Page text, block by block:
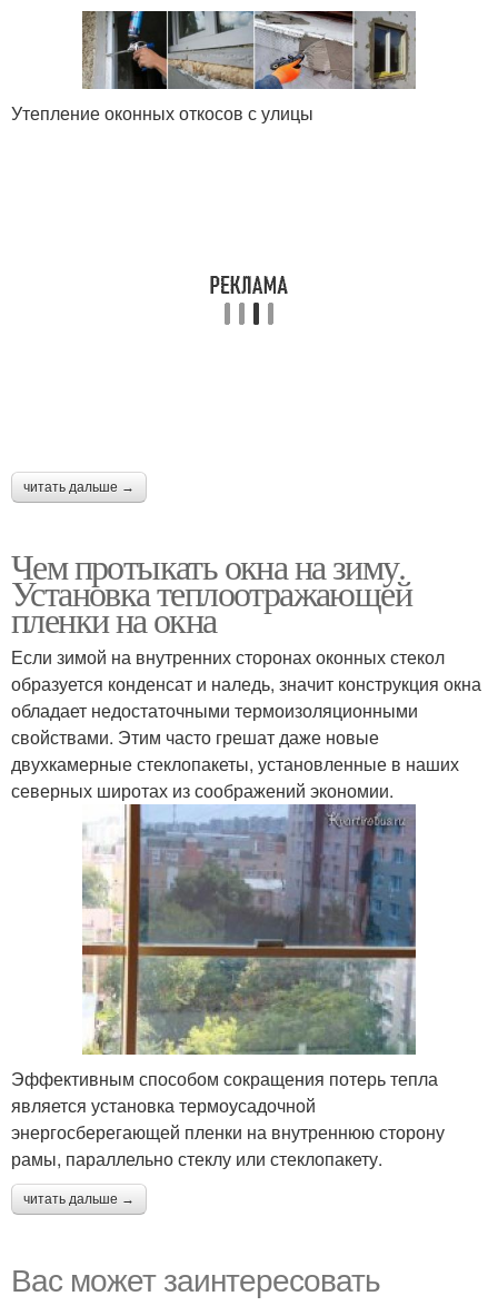
Утепление оконных откосов с улицы
читать дальше →
Чем протыкать окна на зиму.
Установка теплоотражающей
пленки на окна
Если зимой на внутренних сторонах оконных стекол
образуется конденсат и наледь, значит конструкция окна
обладает недостаточными термоизоляционными
свойствами. Этим часто грешат даже новые
двухкамерные стеклопакеты, установленные в наших
северных широтах из соображений экономии.
Эффективным способом сокращения потерь тепла
является установка термоусадочной
энергосберегающей пленки на внутреннюю сторону
рамы, параллельно стеклу или стеклопакету.
читать дальше →
Вас может заинтересовать